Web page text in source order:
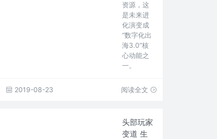
资源，这
是未来进
化演变成
“数字化出
海3.0”核
心动能之
一。
2019-08-23 阅读全文
头部玩家
变道 生